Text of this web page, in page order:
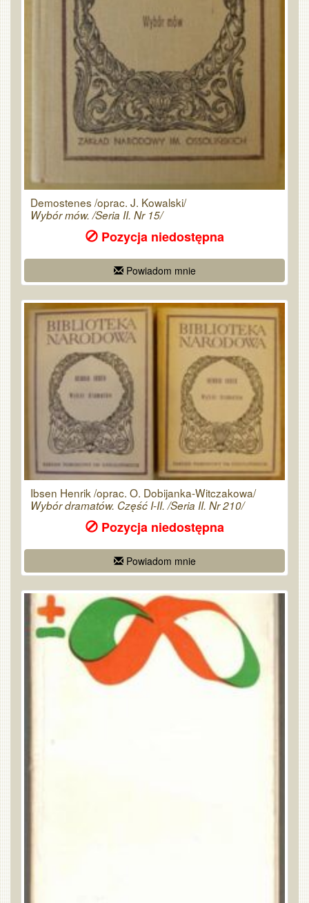
Demostenes /oprac. J. Kowalski/
Wybór mów. /Seria II. Nr 15/
Pozycja niedostępna
Powiadom mnie
Ibsen Henrik /oprac. O. Dobijanka-Witczakowa/
Wybór dramatów. Część I-II. /Seria II. Nr 210/
Pozycja niedostępna
Powiadom mnie